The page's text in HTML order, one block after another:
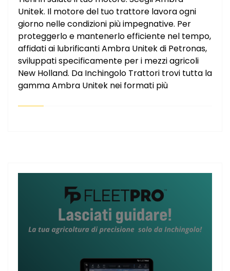
Unitek. Il motore del tuo trattore lavora ogni
giorno nelle condizioni più impegnative. Per
proteggerlo e mantenerlo efficiente nel tempo,
affidati ai lubrificanti Ambra Unitek di Petronas,
sviluppati specificamente per i mezzi agricoli
New Holland. Da Inchingolo Trattori trovi tutta la
gamma Ambra Unitek nei formati più